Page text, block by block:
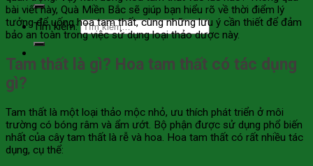
Tìm kiếm:
bài viết này, Quà Miền Bắc sẽ giúp bạn hiểu rõ về thời điểm lý
tưởng để uống hoa tam thất, cùng những lưu ý cần thiết để đảm
bảo an toàn trong việc sử dụng loại thảo dược này.
Tam thất là gì? Hoa tam thất có tác dụng
gì?
Tam thất là một loại thảo mộc nhỏ, ưu thích phát triển ở môi
trường có bóng râm và ẩm ướt. Bộ phận được sử dụng phổ biến
nhất của cây tam thất là rễ và hoa. Hoa tam thất có rất nhiều tác
dụng, cụ thể: